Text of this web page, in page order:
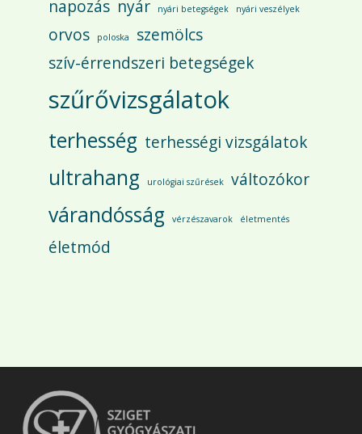
napozás nyár nyári betegségek nyári veszélyek
orvos poloska
szemölcs
szív-érrendszeri betegségek
szűrővizsgálatok
terhesség terhességi vizsgálatok
ultrahang urológiai szűrések változókor
várandósság vérzészavarok életmentés
életmód